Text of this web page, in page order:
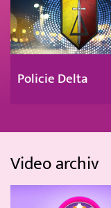
Policie Delta
Video archiv